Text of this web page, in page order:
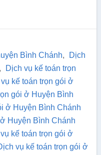
Bình Chánh,
Dịch
,
Dịch vụ kế toán trọn
kế toán trọn gói ở
gói ở Huyện Bình
ở Huyện Bình Chánh
Huyện Bình Chánh
kế toán trọn gói ở
vụ kế toán trọn gói ở